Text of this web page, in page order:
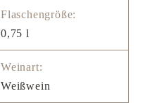
Flaschengröße:
0,75 l
Weinart:
Weißwein